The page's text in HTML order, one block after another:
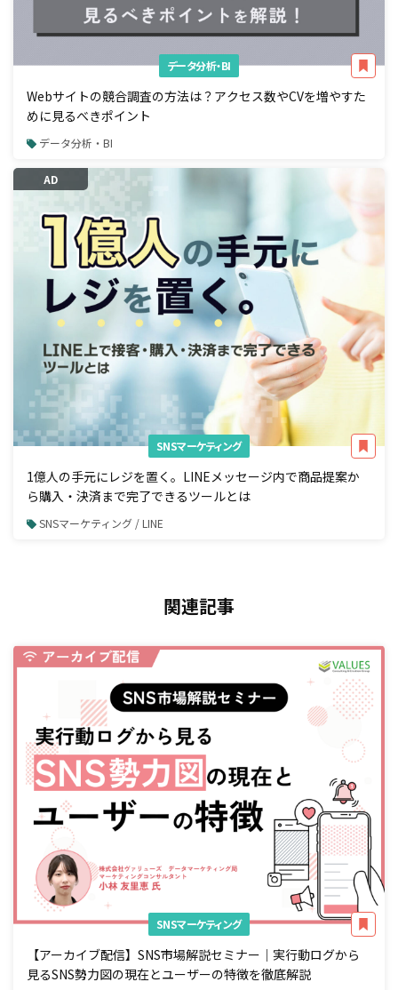
データ分析・BI
Webサイトの競合調査の方法は？アクセス数やCVを増やすた
めに見るべきポイント
データ分析・BI
AD
SNSマーケティング
1億人の手元にレジを置く。LINEメッセージ内で商品提案か
ら購入・決済まで完了できるツールとは
SNSマーケティング / LINE
関連記事
SNSマーケティング
【アーカイブ配信】SNS市場解説セミナー｜実行動ログから
見るSNS勢力図の現在とユーザーの特徴を徹底解説